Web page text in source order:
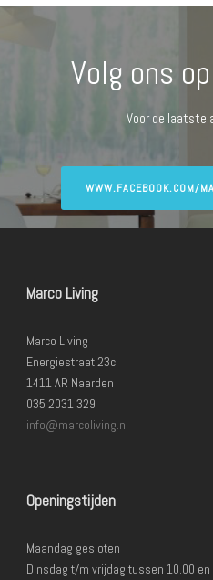
Volg ons
Voor de laatste
WWW.FACEBOOK.COM/
Marco Living
Marco Living
Energiestraat 23c
1411 AR Naarden
035 2031 329
info@marcoliving.nl
Openingstijden
Maandag gesloten
Dinsdag t/m vrijdag tussen 10.00